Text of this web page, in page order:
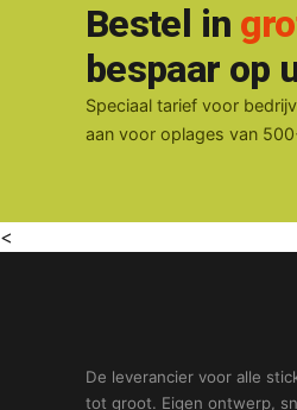
Bestel in
bespaar op
Speciaal tarief voor
aan voor oplages van
<
De leverancier voor alle
tot groot. Eigen ontwerp,